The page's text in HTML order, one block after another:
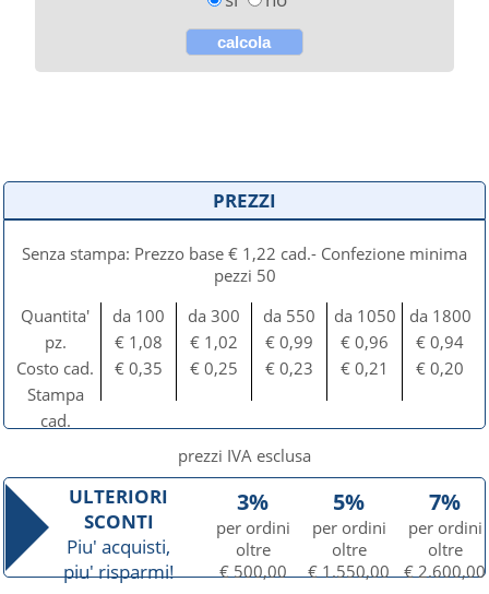
PREZZI
Senza stampa: Prezzo base € 1,22 cad.- Confezione minima
pezzi 50
Quantita'
pz.
Costo cad.
Stampa
cad.
da 100
€ 1,08
€ 0,35
da 300
€ 1,02
€ 0,25
da 550
€ 0,99
€ 0,23
da 1050
€ 0,96
€ 0,21
da 1800
€ 0,94
€ 0,20
prezzi IVA esclusa
ULTERIORI
SCONTI
Piu' acquisti,
piu' risparmi!
3%
per ordini
oltre
€ 500,00
5%
per ordini
oltre
€ 1.550,00
7%
per ordini
oltre
€ 2.600,00